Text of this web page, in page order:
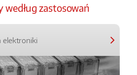
według zastosowań
elektroniki